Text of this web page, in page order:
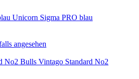
Unicorn Sigma PRO blau
angesehen
Bulls Vintago Standard No2